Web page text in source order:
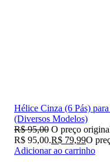
Hélice Cinza (6 Pás)
(Diversos Modelos)
R$95,00 O preço
R$ 95,00.R$ 79,99O
Adicionar ao carrinho